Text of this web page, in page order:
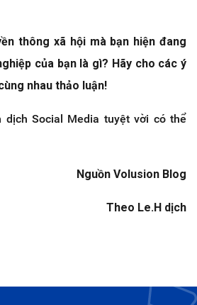
thông xã hội mà bạn hiện đang
của bạn là gì? Hãy cho các ý
nhau thảo luận!
dịch Social Media tuyệt vời có thể
Nguồn Volusion Blog
Theo Le.H dịch